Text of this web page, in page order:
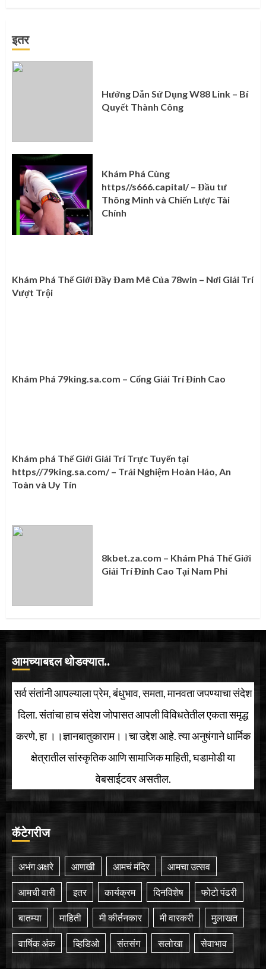
इतर
Hướng Dẫn Sử Dụng W88 Link – Bí
Quyết Thành Công
Khám Phá Cùng
https//s666.capital/ – Đầu tư
Thông Minh và Chiến Lược Tài
Chính
Khám Phá Thế Giới Đầy Đam Mê Của 78win – Nơi Giải Trí
Vượt Trội
Khám Phá 79king.sa.com – Cổng Giải Trí Đỉnh Cao
Khám phá Thế Giới Giải Trí Trực Tuyến tại
https//79king.sa.com/ – Trải Nghiệm Hoàn Hảo, An
Toàn và Uy Tín
8kbet.za.com – Khám Phá Thế Giới
Giải Trí Đỉnh Cao Tại Nam Phi
आमच्याबद्दल थोडक्यात..
सर्व संतांनी आपल्याला प्रेम, बंधुभाव, समता, मानवता जपण्याचा संदेश
दिला. संतांचा हाच संदेश जोपासत आपली विविधतेतील एकता समृद्ध
करणे, हा ।।ज्ञानबातुकाराम।।चा उद्देश आहे. त्या अनुषंगाने धार्मिक
क्षेत्रातील सांस्कृतिक आणि सामाजिक माहिती, घडामोडी या
वेबसाईटवर असतील.
कॅटेगरीज
अभंग अक्षरे आणखी आमचं मंदिर आमचा उत्सव
आमची वारी इतर कार्यक्रम दिनविशेष फोटो पंढरी
बातम्या माहिती मी कीर्तनकार मी वारकरी मुलाखत
वार्षिक अंक व्हिडिओ संतसंग सलोखा सेवाभाव